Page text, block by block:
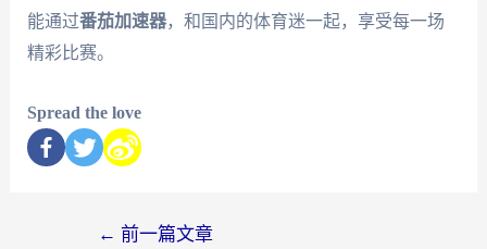
能通过番茄加速器，和国内的体育迷一起，享受每一场
精彩比赛。
Spread the love
← 前一篇文章